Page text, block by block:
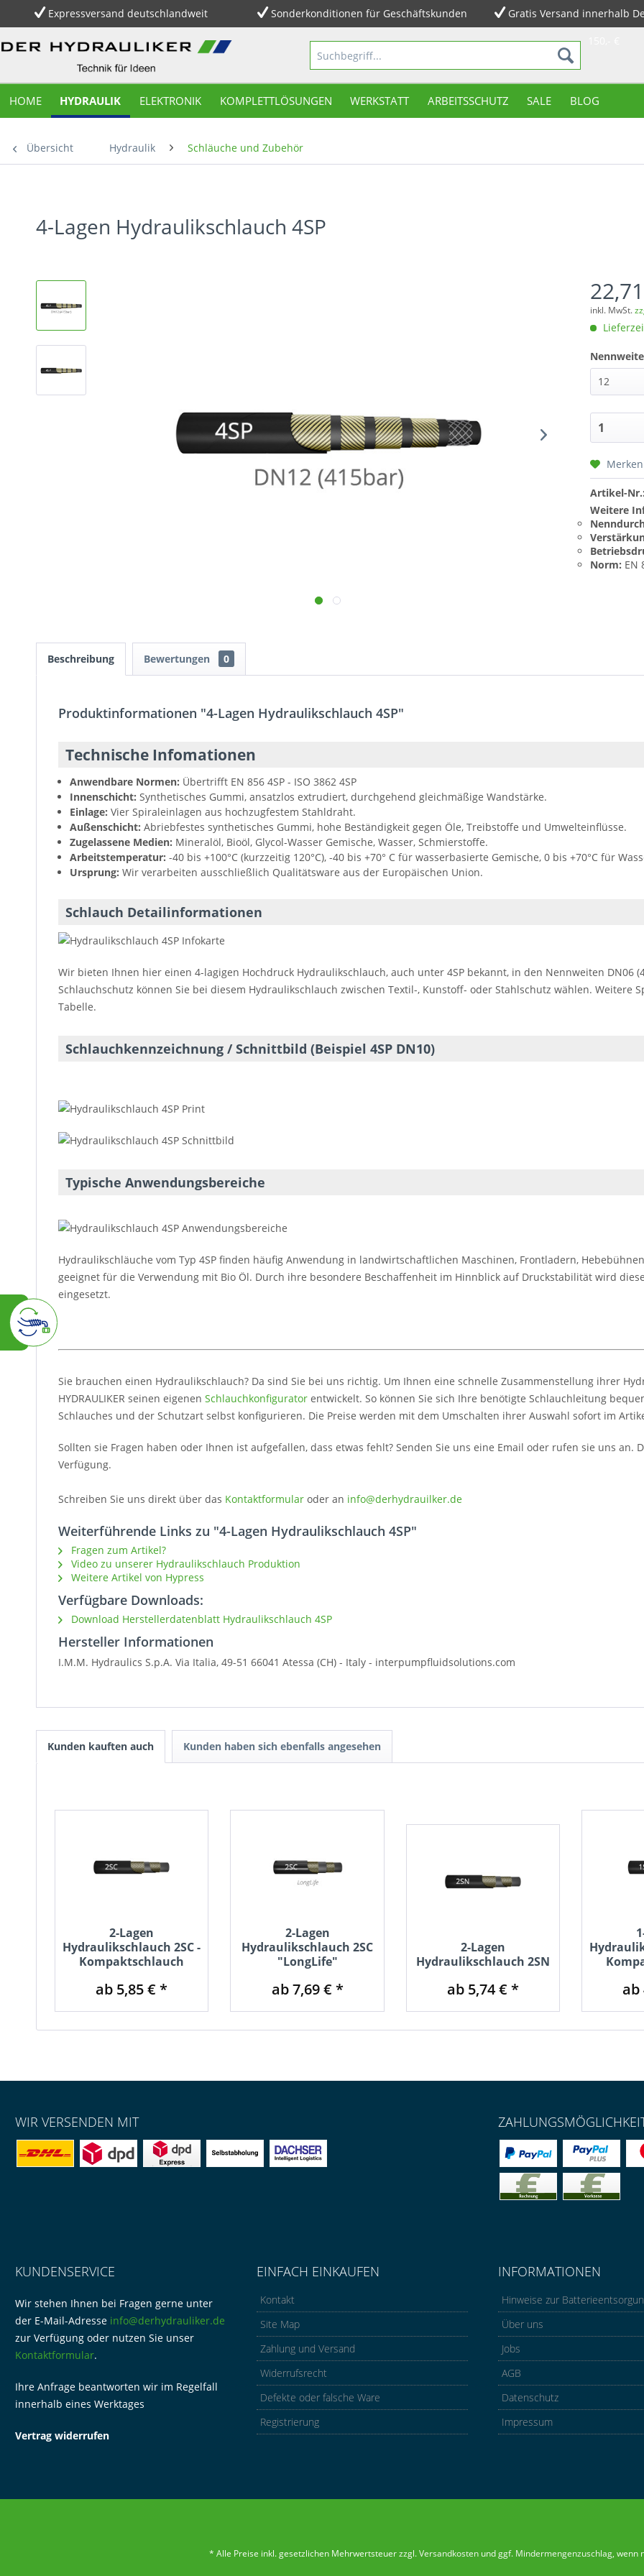
Expressversand deutschlandweit Sonderkonditionen für Geschäftskunden
Gratis Versand innerhalb
HOME HYDRAULIK ELEKTRONIK KOMPLETTLÖSUNGEN WERKSTATT ARBEITSSCHUTZ SALE BLOG
Übersicht Hydraulik Schläuche und Zubehör
4-Lagen Hydraulikschlauch 4SP
inkl. MwSt.
Merken
Artikel-
Weitere
Norm: EN
Beschreibung Bewertungen 0
Produktinformationen "4-Lagen Hydraulikschlauch 4SP"
Technische Infomationen
Anwendbare Normen: Übertrifft EN 856 4SP - ISO 3862 4SP
Innenschicht: Synthetisches Gummi, ansatzlos extrudiert, durchgehend gleichmäßige Wandstärke.
Einlage: Vier Spiraleinlagen aus hochzugfestem Stahldraht.
Außenschicht: Abriebfestes synthetisches Gummi, hohe Beständigkeit gegen Öle, Treibstoffe und Umwelteinflüsse.
Zugelassene Medien: Mineralöl, Bioöl, Glycol-Wasser Gemische, Wasser, Schmierstoffe.
Arbeitstemperatur: -40 bis +100°C (kurzzeitig 120°C), -40 bis +70° C für wasserbasierte Gemische, 0 bis +70°C für
Ursprung: Wir verarbeiten ausschließlich Qualitätsware aus der Europäischen Union.
Schlauch Detailinformationen
Wir bieten Ihnen hier einen 4-lagigen Hochdruck Hydraulikschlauch, auch unter 4SP bekannt, in den Nennweiten DN06
Schlauchschutz können Sie bei diesem Hydraulikschlauch zwischen Textil-, Kunstoff- oder Stahlschutz wählen. Weitere
Tabelle.
Schlauchkennzeichnung / Schnittbild (Beispiel 4SP DN10)
Typische Anwendungsbereiche
Hydraulikschläuche vom Typ 4SP finden häufig Anwendung in landwirtschaftlichen Maschinen, Frontladern,
geeignet für die Verwendung mit Bio Öl. Durch ihre besondere Beschaffenheit im Hinnblick auf Druckstabilität wird
eingesetzt.
Sie brauchen einen Hydraulikschlauch? Da sind Sie bei uns richtig. Um Ihnen eine schnelle Zusammenstellung ihrer
HYDRAULIKER seinen eigenen Schlauchkonfigurator entwickelt. So können Sie sich Ihre benötigte Schlauchleitung
Schlauches und der Schutzart selbst konfigurieren. Die Preise werden mit dem Umschalten ihrer Auswahl sofort im
Sollten sie Fragen haben oder Ihnen ist aufgefallen, dass etwas fehlt? Senden Sie uns eine Email oder rufen sie uns an.
Verfügung.
Schreiben Sie uns direkt über das Kontaktformular oder an info@derhydrauilker.de
Weiterführende Links zu "4-Lagen Hydraulikschlauch 4SP"
Fragen zum Artikel?
Video zu unserer Hydraulikschlauch Produktion
Weitere Artikel von Hypress
Verfügbare Downloads:
Download Herstellerdatenblatt Hydraulikschlauch 4SP
Hersteller Informationen
I.M.M. Hydraulics S.p.A. Via Italia, 49-51 66041 Atessa (CH) - Italy - interpumpfluidsolutions.com
Kunden kauften auch Kunden haben sich ebenfalls angesehen
2-Lagen
Hydraulikschlauch 2SC -
Kompaktschlauch
ab 5,85 € *
2-Lagen
Hydraulikschlauch 2SC
"LongLife"
ab 7,69 € *
2-Lagen
Hydraulikschlauch 2SN
ab 5,74 € * ab
WIR VERSENDEN MIT
KUNDENSERVICE
Wir stehen Ihnen bei Fragen gerne unter
der E-Mail-Adresse info@derhydrauliker.de
zur Verfügung oder nutzen Sie unser
Kontaktformular.
Ihre Anfrage beantworten wir im Regelfall
innerhalb eines Werktages
Vertrag widerrufen
EINFACH EINKAUFEN
Kontakt
Site Map
Zahlung und Versand
Widerrufsrecht
Defekte oder falsche Ware
Registrierung
INFORMATIONEN
Hinweise zur
Über uns
Jobs
AGB
Datenschutz
Impressum
* Alle Preise inkl. gesetzlichen Mehrwertsteuer zzgl.Versandkostenund ggf.Mindermengenzuschlag, wenn